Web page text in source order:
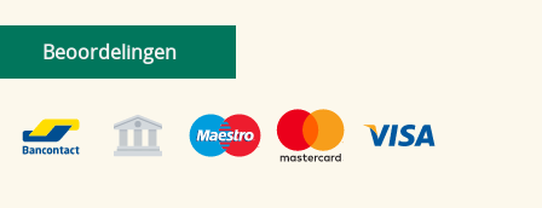
Beoordelingen